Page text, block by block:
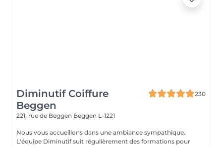
Diminutif Coiffure
Beggen
230
221, rue de Beggen Beggen L-1221
Nous vous accueillons dans une ambiance sympathique.
L'équipe Diminutif suit régulièrement des formations pour